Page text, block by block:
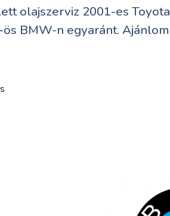
olajszerviz 2001-es Toyota
ös BMW-n egyaránt. Ajánlom